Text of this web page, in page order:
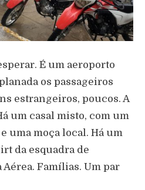
É um aeroporto
os passageiros
estrangeiros, poucos. A
um casal misto, com um
uma moça local. Há um
da esquadra de
Famílias. Um par